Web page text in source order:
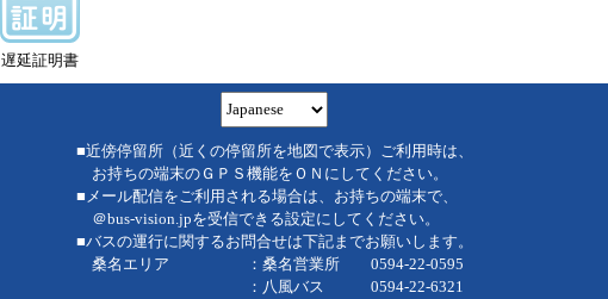
遅延証明書
■近傍停留所（近くの停留所を地図で表示）ご利用時は、
お持ちの端末のＧＰＳ機能をＯＮにしてください。
■メール配信をご利用される場合は、お持ちの端末で、
＠bus-vision.jpを受信できる設定にしてください。
■バスの運行に関するお問合せは下記までお願いします。
桑名エリア ：桑名営業所 0594-22-0595
：八風バス 0594-22-6321